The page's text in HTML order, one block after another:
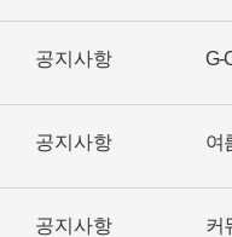
공지사항 G-
공지사항
공지사항 커